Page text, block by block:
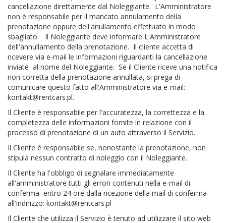
cancellazione direttamente dal Noleggiante. L'Amministratore
non è responsabile per il mancato annulamento della
prenotazione oppure dell'anullamento effettuato in modo
sbagliato. Il Noleggiante deve informare L'Amministratore
dell'annullamento della prenotazione. Il cliente accetta di
ricevere via e-mail le informazioni riguardanti la cancellazione
inviate al nome del Noleggiante. Se il Cliente riceve una notifica
non corretta della prenotazione annullata, si prega di
comunicare questo fatto all'Amministratore via e-mail:
kontakt@rentcars.pl.
Il Cliente è responsabile per l'accuratezza, la correttezza e la
completezza delle informazioni fornite in relazione con il
processo di prenotazione di un auto attraverso il Servizio.
Il Cliente è responsabile se, nonostante la prenotazione, non
stipula nessun contratto di noleggio con il Noleggiante.
Il Cliente ha l'obbligo di segnalare immediatamente
all'amministratore tutti gli errori contenuti nella e-mail di
conferma entro 24 ore dalla ricezione della mail di conferma
all'indirizzo: kontakt@rentcars.pl
Il Cliente che utilizza il Servizio è tenuto ad utilizzare il sito web